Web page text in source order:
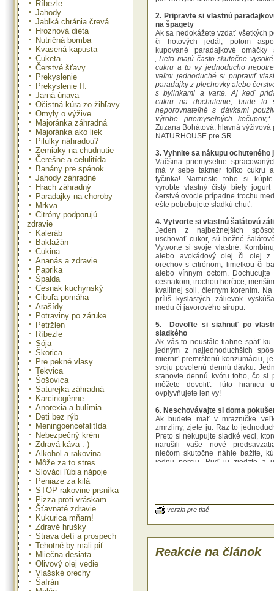
Ríbezle
Jahody
Jablká chránia črevá
Hroznová diéta
Nutričná bomba
Kvasená kapusta
Cuketa
Čerstvé šťavy
Prekyslenie
Prekyslenie II.
Jarná únava
Očistná kúra zo žihľavy
Omyly o výžive
Majoránka záhradná
Majoránka ako liek
Pilulky náhradou?
Zemiaky na chudnutie
Čerešne a celulitída
Banány pre spánok
Jahody záhradné
Hrach záhradný
Paradajky na choroby
Mrkva
Citróny podporujú
zdravie
Kaleráb
Baklažán
Cukina
Ananás a zdravie
Paprika
Špalda
Cesnak kuchynský
Cibuľa pomáha
Arašídy
Potraviny po záruke
Petržlen
Ríbezle
Sója
Škorica
Pre pekné vlasy
Tekvica
Šošovica
Saturejka záhradná
Karcinogénne
Anorexia a bulímia
Deti bez rýb
Meningoencefalitída
Nebezpečný krém
Zdravá káva :-)
Alkohol a rakovina
Môže za to stres
Slováci ľúbia nápoje
Peniaze za kilá
STOP rakovine prsníka
Pizza proti vráskam
Šťavnaté zdravie
Kukurica mňam!
Zdravé hrušky
Strava detí a prospech
Tehotné by mali piť
Mliečna desiata
Olivový olej vedie
Vlašské orechy
Šafrán
2. Pripravte si vlastnú
na špagety
Ak sa nedokážete vzdať všetkých
či hotových jedál, potom
kupované paradajkové omáčky
„Tieto majú často skutočne
cukru a to vy jednoducho
veľmi jednoduché si pripraviť
paradajky z plechovky alebo
s bylinkami a varte. Aj keď
cukru na dochutenie, bude to
neporovnateľné s dávkami
výrobe priemyselných kečupov,“
Zuzana Bohátová, hlavná výživová
NATURHOUSE pre SR.
3. Vyhnite sa nákupu ochuteného
Väčšina priemyselne
má v sebe takmer toľko cukru
tyčinka! Namiesto toho si
vyrobte vlastný čistý biely jogurt
čerstvé ovocie prípadne trochu
ešte potrebujete sladkú chuť.
4. Vytvorte si vlastnú šalátovú
Jeden z najbežnejších
uschovať cukor, sú bežné
Vytvorte si svoje vlastné.
alebo avokádový olej či olej z
orechov s citrónom, limetkou či
alebo vínnym octom. Dochucujte
cesnakom, trochou horčice,
kvalitnej soli, čiernym korením. Na
príliš kyslastých zálievok
medu či javorového sirupu.
5. Dovoľte si siahnuť po
sladkého
Ak vás to neustále tiahne späť ku
jedným z najjednoduchších
mierniť premrštenú konzumáciu,
svoju povolenú dennú dávku.
stanovte dennú kvótu toho, čo si
môžete dovoliť. Túto hranicu
ovplyvňujete len vy!
6. Neschovávajte si doma
Ak budete mať v mrazničke
zmrzliny, zjete ju. Raz to
Preto si nekupujte sladké veci,
narušili vaše nové
niečom skutočne náhle bažíte,
jednu porciu. Buď ju zjedzte a
7. Vyskúšajte horkú čokoládu
Ak vaša závislosť na cukre je
pôvodu, potom prepnite na
s aspoň 80 % kakaa. Je
verzia pre tlač
Reakcie na článok